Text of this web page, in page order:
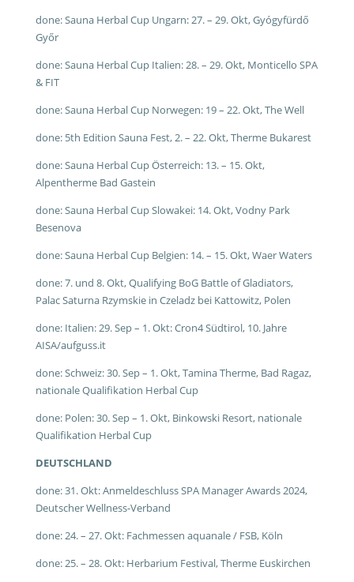
done: Sauna Herbal Cup Ungarn: 27. – 29. Okt, Gyógyfürdő
Győr
done: Sauna Herbal Cup Italien: 28. – 29. Okt, Monticello SPA
& FIT
done: Sauna Herbal Cup Norwegen: 19 – 22. Okt, The Well
done: 5th Edition Sauna Fest, 2. – 22. Okt, Therme Bukarest
done: Sauna Herbal Cup Österreich: 13. – 15. Okt,
Alpentherme Bad Gastein
done: Sauna Herbal Cup Slowakei: 14. Okt, Vodny Park
Besenova
done: Sauna Herbal Cup Belgien: 14. – 15. Okt, Waer Waters
done: 7. und 8. Okt, Qualifying BoG Battle of Gladiators,
Palac Saturna Rzymskie in Czeladz bei Kattowitz, Polen
done: Italien: 29. Sep – 1. Okt: Cron4 Südtirol, 10. Jahre
AISA/aufguss.it
done: Schweiz: 30. Sep – 1. Okt, Tamina Therme, Bad Ragaz,
nationale Qualifikation Herbal Cup
done: Polen: 30. Sep – 1. Okt, Binkowski Resort, nationale
Qualifikation Herbal Cup
DEUTSCHLAND
done: 31. Okt: Anmeldeschluss SPA Manager Awards 2024,
Deutscher Wellness-Verband
done: 24. – 27. Okt: Fachmessen aquanale / FSB, Köln
done: 25. – 28. Okt: Herbarium Festival, Therme Euskirchen